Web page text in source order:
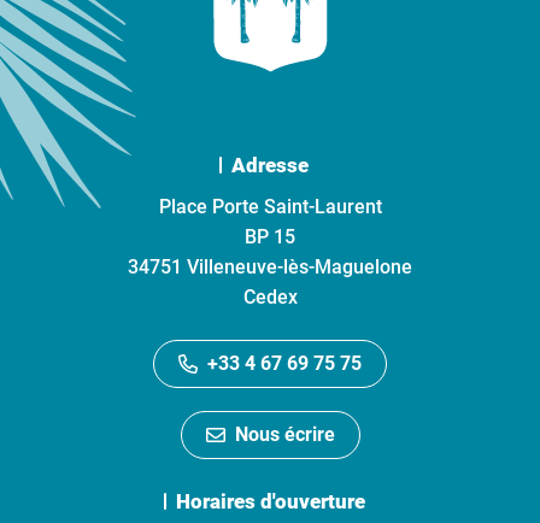
Adresse
Place Porte Saint-Laurent
BP 15
34751 Villeneuve-lès-Maguelone
Cedex
+33 4 67 69 75 75
Nous écrire
Horaires d'ouverture